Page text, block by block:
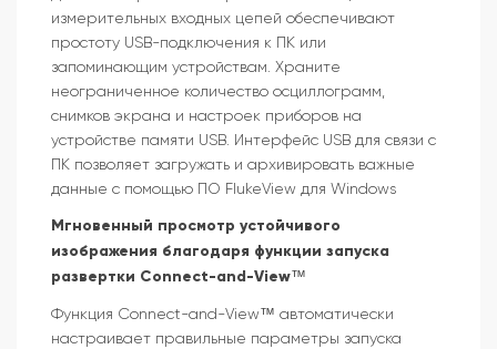
измерительных входных цепей обеспечивают
простоту USB-подключения к ПК или
запоминающим устройствам. Храните
неограниченное количество осциллограмм,
снимков экрана и настроек приборов на
устройстве памяти USB. Интерфейс USB для связи с
ПК позволяет загружать и архивировать важные
данные с помощью ПО FlukeView для Windows
Мгновенный просмотр устойчивого
изображения благодаря функции запуска
развертки Connect-and-View™
Функция Connect-and-View™ автоматически
настраивает правильные параметры запуска